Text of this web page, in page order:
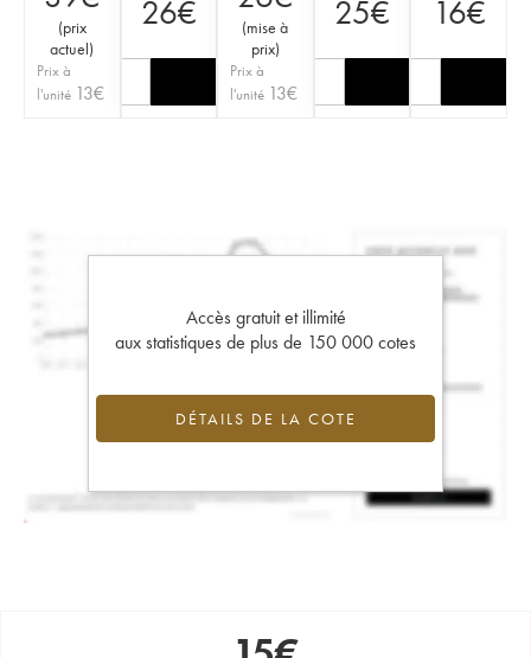
(prix
actuel)
Prix à
l'unité 13€
26€ (mise à
prix)
Prix à
l'unité 13€
25€ 16€
Accès gratuit et illimité
aux statistiques de plus de 150 000 cotes
DÉTAILS DE LA COTE